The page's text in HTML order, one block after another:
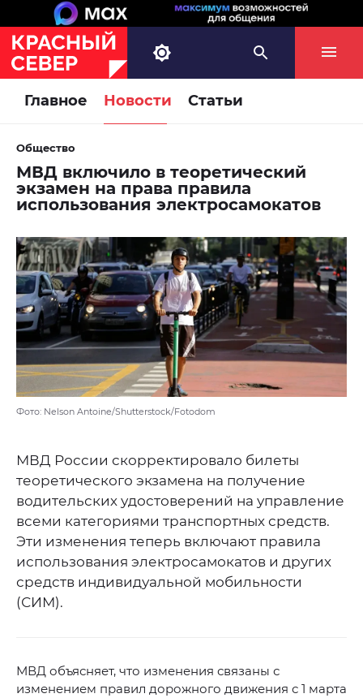
Главное Новости Статьи
Общество
МВД включило в теоретический
экзамен на права правила
использования электросамокатов
Фото: Nelson Antoine/Shutterstock/Fotodom
МВД России скорректировало билеты
теоретического экзамена на получение
водительских удостоверений на управление
всеми категориями транспортных средств.
Эти изменения теперь включают правила
использования электросамокатов и других
средств индивидуальной мобильности
(СИМ).
МВД объясняет, что изменения связаны с
изменением правил дорожного движения с 1 марта